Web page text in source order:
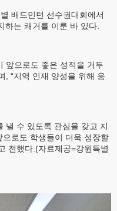
배드민턴 선수권대회에서
하는 쾌거를 이룬 바 있다.
앞으로도 좋은 성적을 거두
, “지역 인재 양성을 위해 응
낼 수 있도록 관심을 갖고 지
으로도 학생들이 더욱 성장할
전했다.(자료제공=강원특별